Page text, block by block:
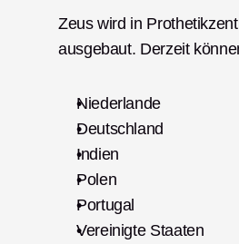
Zeus wird in
ausgebaut. Derzeit
Niederlande
Deutschland
Indien
Polen
Portugal
Vereinigte Staaten